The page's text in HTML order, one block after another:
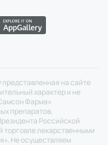
на сайте
характер и не
Фарма»
препаратов,
Российской
торговле лекарственными
Не осуществляем